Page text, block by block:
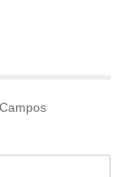
Campos